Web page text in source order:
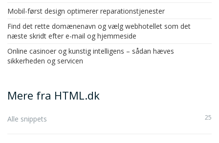
Mobil-først design optimerer reparationstjenester
Find det rette domænenavn og vælg webhotellet som det
næste skridt efter e-mail og hjemmeside
Online casinoer og kunstig intelligens – sådan hæves
sikkerheden og servicen
Mere fra HTML.dk
Alle snippets 25